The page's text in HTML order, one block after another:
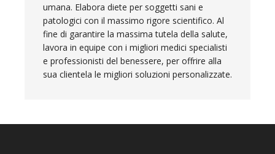
umana. Elabora diete per soggetti sani e
patologici con il massimo rigore scientifico. Al
fine di garantire la massima tutela della salute,
lavora in equipe con i migliori medici specialisti
e professionisti del benessere, per offrire alla
sua clientela le migliori soluzioni personalizzate.